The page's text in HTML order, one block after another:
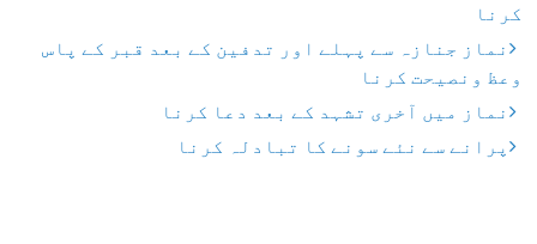
کرنا
نماز جنازہ سے پہلے اور تدفین کے بعد قبر کے پاس
وعظ ونصیحت کرنا
نماز میں آخری تشہد کے بعد دعا کرنا
پرانے سے نئے سونے کا تبادلہ کرنا